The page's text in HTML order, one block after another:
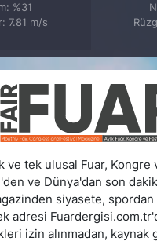
%31
7.81 m/s
ve tek ulusal Fuar, Kongre
ve Dünya'dan son
siyasete,
adresi
izin alınmadan, kaynak